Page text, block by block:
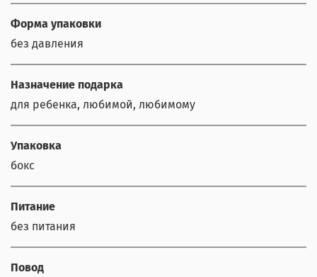
Форма упаковки
без давления
Назначение подарка
для ребенка, любимой, любимому
Упаковка
бокс
Питание
без питания
Повод